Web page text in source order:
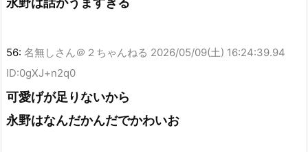
56: 名無しさん＠２ちゃんねる 2026/05/09(土) 16:24:39.94
ID:0gXJ+n2q0
可愛げが足りないから
永野はなんだかんだでかわいお